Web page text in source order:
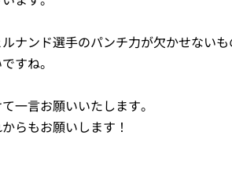
ナンド選手のパンチ力が欠かせない
すね。
一言お願いいたします。
らもお願いします！